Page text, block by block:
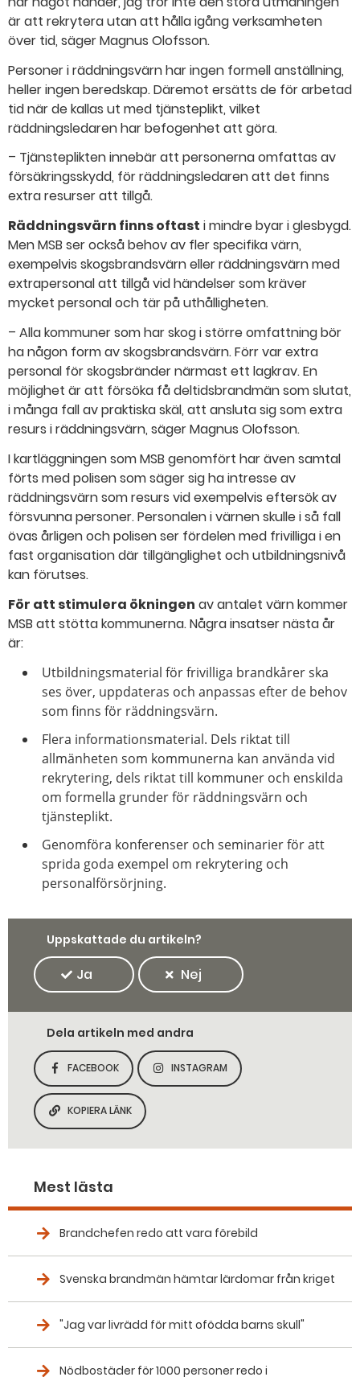
är att rekrytera utan att hålla igång verksamheten
över tid, säger Magnus Olofsson.
Personer i räddningsvärn har ingen formell anställning,
heller ingen beredskap. Däremot ersätts de för arbetad
tid när de kallas ut med tjänsteplikt, vilket
räddningsledaren har befogenhet att göra.
– Tjänsteplikten innebär att personerna omfattas av
försäkringsskydd, för räddningsledaren att det finns
extra resurser att tillgå.
Räddningsvärn finns oftast i mindre byar i glesbygd.
Men MSB ser också behov av fler specifika värn,
exempelvis skogsbrandsvärn eller räddningsvärn med
extrapersonal att tillgå vid händelser som kräver
mycket personal och tär på uthålligheten.
– Alla kommuner som har skog i större omfattning bör
ha någon form av skogsbrandsvärn. Förr var extra
personal för skogsbränder närmast ett lagkrav. En
möjlighet är att försöka få deltidsbrandmän som slutat,
i många fall av praktiska skäl, att ansluta sig som extra
resurs i räddningsvärn, säger Magnus Olofsson.
I kartläggningen som MSB genomfört har även samtal
förts med polisen som säger sig ha intresse av
räddningsvärn som resurs vid exempelvis eftersök av
försvunna personer. Personalen i värnen skulle i så fall
övas årligen och polisen ser fördelen med frivilliga i en
fast organisation där tillgänglighet och utbildningsnivå
kan förutses.
För att stimulera ökningen av antalet värn kommer
MSB att stötta kommunerna. Några insatser nästa år
är:
Utbildningsmaterial för frivilliga brandkårer ska
ses över, uppdateras och anpassas efter de behov
som finns för räddningsvärn.
Flera informationsmaterial. Dels riktat till
allmänheten som kommunerna kan använda vid
rekrytering, dels riktat till kommuner och enskilda
om formella grunder för räddningsvärn och
tjänsteplikt.
Genomföra konferenser och seminarier för att
sprida goda exempel om rekrytering och
personalförsörjning.
Uppskattade du artikeln?
Ja Nej
Dela artikeln med andra
DELA SIDAN PÅ
FACEBOOK
DELA SIDAN PÅ
INSTAGRAM
KOPIERA SIDANS LÄNK
KOPIERA LÄNK
Mest lästa
Brandchefen redo att vara förebild
Svenska brandmän hämtar lärdomar från kriget
"Jag var livrädd för mitt ofödda barns skull"
Nödbostäder för 1000 personer redo i